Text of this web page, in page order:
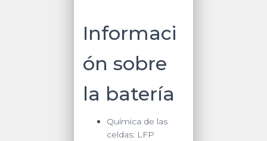
Informaci
ón sobre
la batería
Química de las
celdas: LFP